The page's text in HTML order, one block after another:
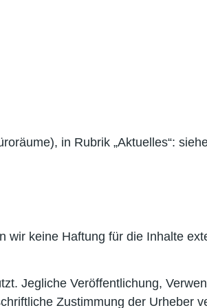
in Rubrik „Aktuelles“:
wir keine Haftung für die Inhalte
Jegliche Veröffentlichung,
Zustimmung der Urheber